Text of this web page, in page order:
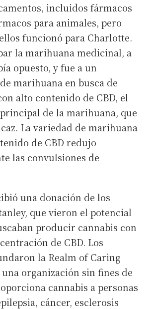
incluidos fármacos
para animales, pero
funcionó para Charlotte.
la marihuana medicinal, a
opuesto, y fue a un
marihuana en busca de
alto contenido de CBD, el
de la marihuana, que
La variedad de marihuana
de CBD redujo
las convulsiones de
una donación de los
que vieron el potencial
producir cannabis con
de CBD. Los
la Realm of Caring
organización sin fines de
cannabis a personas
cáncer, esclerosis